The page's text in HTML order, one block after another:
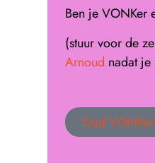
Ben je VONKer
(stuur voor de
Arnoud nadat
Oud